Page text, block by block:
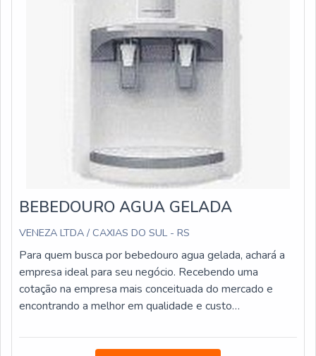
BEBEDOURO AGUA GELADA
VENEZA LTDA / CAXIAS DO SUL - RS
Para quem busca por bebedouro agua gelada, achará a
empresa ideal para seu negócio. Recebendo uma
cotação na empresa mais conceituada do mercado e
encontrando a melhor em qualidade e custo
com os profissionais da Veneza Filtros o cliente